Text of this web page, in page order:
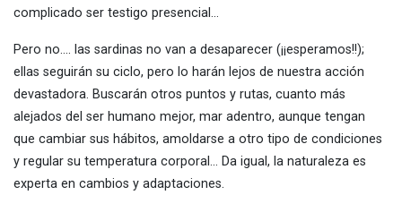
complicado ser testigo presencial…
Pero no…. las sardinas no van a desaparecer (¡¡esperamos!!);
ellas seguirán su ciclo, pero lo harán lejos de nuestra acción
devastadora. Buscarán otros puntos y rutas, cuanto más
alejados del ser humano mejor, mar adentro, aunque tengan
que cambiar sus hábitos, amoldarse a otro tipo de condiciones
y regular su temperatura corporal… Da igual, la naturaleza es
experta en cambios y adaptaciones.